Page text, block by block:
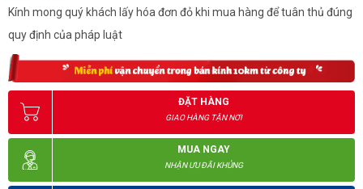
Kính mong quý khách lấy hóa đơn đỏ khi mua hàng để tuân thủ đúng
quy định của pháp luật
ĐẶT HÀNG
GIAO HÀNG TẬN NƠI
MUA NGAY
NHẬN ƯU ĐÃI KHỦNG